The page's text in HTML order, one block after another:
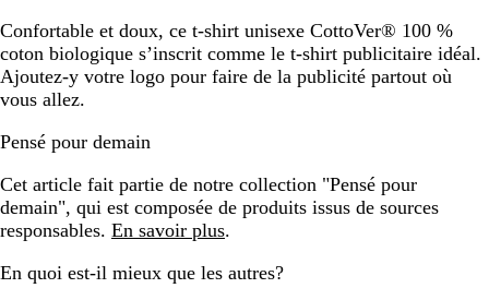
Confortable et doux, ce t-shirt unisexe CottoVer® 100 %
coton biologique s’inscrit comme le t-shirt publicitaire idéal.
Ajoutez-y votre logo pour faire de la publicité partout où
vous allez.
Pensé pour demain
Cet article fait partie de notre collection "Pensé pour
demain", qui est composée de produits issus de sources
responsables. En savoir plus.
En quoi est-il mieux que les autres?